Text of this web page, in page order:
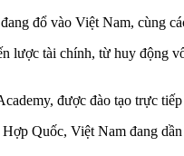
đổ vào Việt Nam, cùng
tài chính, từ huy động
được đào tạo trực
Quốc, Việt Nam đang